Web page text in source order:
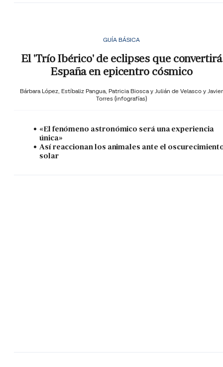
GUÍA BÁSICA
El 'Trío Ibérico' de eclipses que convertirá
España en epicentro cósmico
Bárbara López, Estíbaliz Pangua, Patricia Biosca y Julián de Velasco y Javier
Torres (infografías)
«El fenómeno astronómico será una experiencia
única»
Así reaccionan los animales ante el
solar